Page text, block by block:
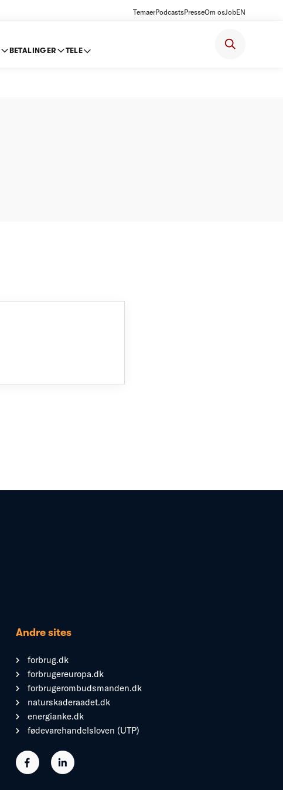
TemaerPodcastsPresseOm osJobEN
BETALINGER TELE
Andre sites
forbrug.dk
forbrugereuropa.dk
forbrugerombudsmanden.dk
naturskaderaadet.dk
energianke.dk
fødevarehandelsloven (UTP)